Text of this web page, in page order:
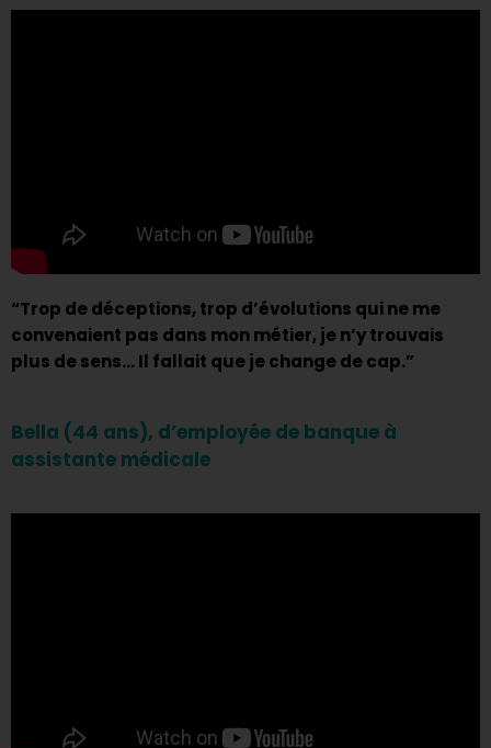
“Trop de déceptions, trop d’évolutions qui ne me
convenaient pas dans mon métier, je n’y trouvais
plus de sens… Il fallait que je change de cap.”
Bella (44 ans), d’employée de banque à
assistante médicale